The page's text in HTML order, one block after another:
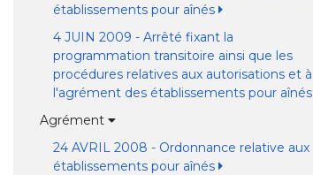
établissements pour aînés
4 JUIN 2009 - Arrêté fixant la
programmation transitoire ainsi que les
procédures relatives aux autorisations et à
l'agrément des établissements pour aînés
Agrément
24 AVRIL 2008 - Ordonnance relative aux
établissements pour aînés